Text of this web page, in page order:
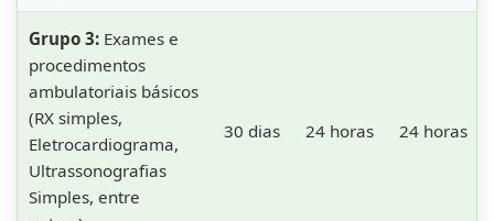
Grupo 3: Exames e
procedimentos
ambulatoriais básicos
(RX simples,
Eletrocardiograma,
Ultrassonografias
Simples, entre
30 dias 24 horas 24 horas